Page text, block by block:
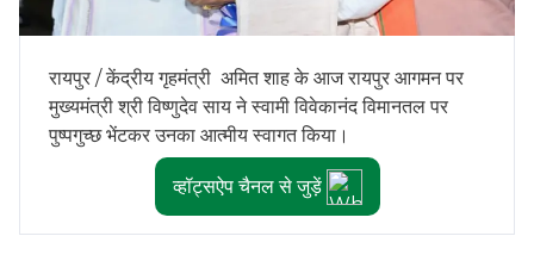
रायपुर / केंद्रीय गृहमंत्री अमित शाह के आज रायपुर आगमन पर
मुख्यमंत्री श्री विष्णुदेव साय ने स्वामी विवेकानंद विमानतल पर
पुष्पगुच्छ भेंटकर उनका आत्मीय स्वागत किया।
व्हॉट्सऐप चैनल से जुड़ें